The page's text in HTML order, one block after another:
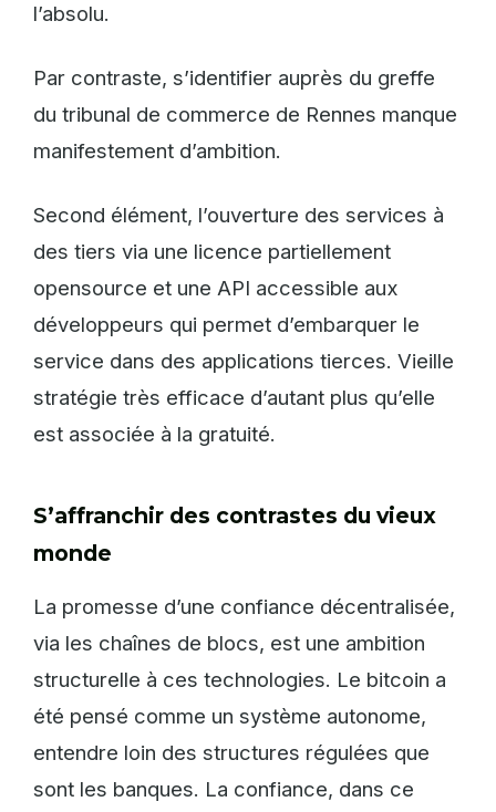
l’absolu.
Par contraste, s’identifier auprès du greffe
du tribunal de commerce de Rennes manque
manifestement d’ambition.
Second élément, l’ouverture des services à
des tiers via une licence partiellement
opensource et une API accessible aux
développeurs qui permet d’embarquer le
service dans des applications tierces. Vieille
stratégie très efficace d’autant plus qu’elle
est associée à la gratuité.
S’affranchir des contrastes du vieux
monde
La promesse d’une confiance décentralisée,
via les chaînes de blocs, est une ambition
structurelle à ces technologies. Le bitcoin a
été pensé comme un système autonome,
entendre loin des structures régulées que
sont les banques. La confiance, dans ce